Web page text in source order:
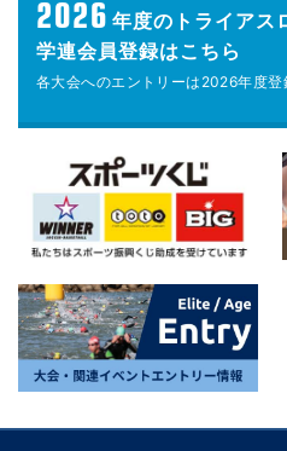
2026 年度の トライアス
学連会員登録はこちら
各大会へのエントリーは 2026年度登